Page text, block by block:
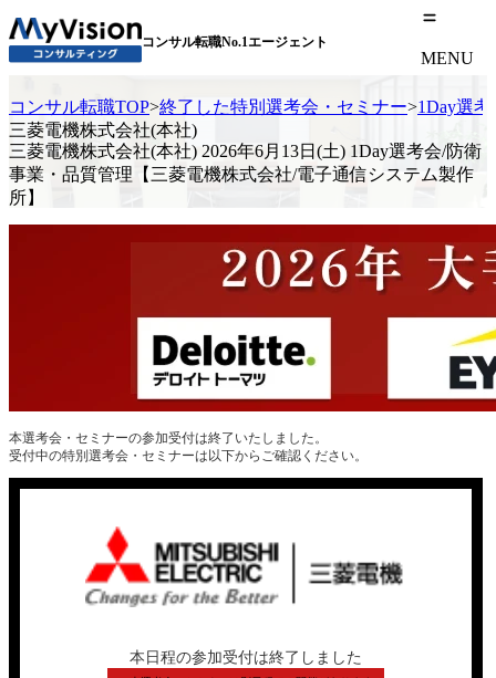
コンサル転職No.1エージェント
MENU
コンサル転職TOP>終了した特別選考会・セミナー>1Day選考
三菱電機株式会社(本社)
三菱電機株式会社(本社) 2026年6月13日(土) 1Day選考会/防衛
事業・品質管理【三菱電機株式会社/電子通信システム製作
所】
本選考会・セミナーの参加受付は終了いたしました。
受付中の特別選考会・セミナーは以下からご確認ください。
本日程の参加受付は終了しました